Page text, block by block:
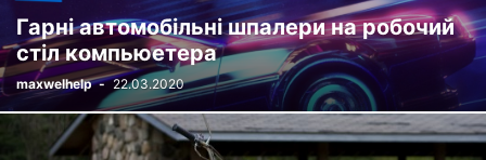
Гарні автомобільні шпалери на робочий
стіл компьюетера
maxwelhelp - 22.03.2020